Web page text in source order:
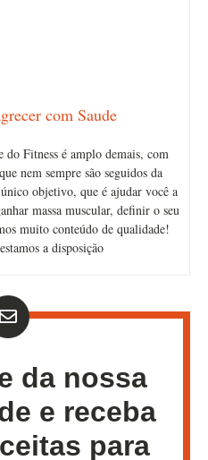
com Saude
Fitness é amplo demais, com
nem sempre são seguidos da
objetivo, que é ajudar você a
massa muscular, definir o seu
muito conteúdo de qualidade!
a disposição
da nossa
e receba
para